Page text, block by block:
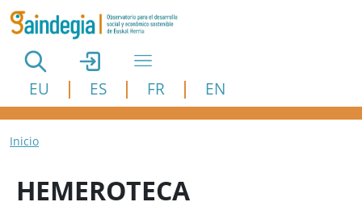
Pasar al contenido principal
EU ES FR EN
Ruta de navegación
Inicio
HEMEROTECA